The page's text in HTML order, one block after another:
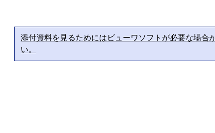
添付資料を見るためにはビューワソフトが必要な場合
い。